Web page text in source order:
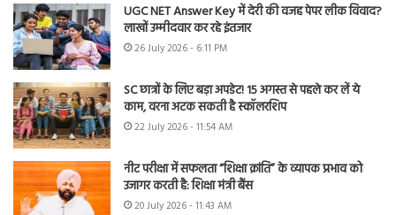
UGC NET Answer Key में देरी की वजह पेपर लीक विवाद?
लाखों उम्मीदवार कर रहे इंतजार
26 July 2026 - 6:11 PM
SC छात्रों के लिए बड़ा अपडेट! 15 अगस्त से पहले कर लें ये
काम, वरना अटक सकती है स्कॉलरशिप
22 July 2026 - 11:54 AM
नीट परीक्षा में सफलता “शिक्षा क्रांति” के व्यापक प्रभाव को
उजागर करती है: शिक्षा मंत्री बैंस
20 July 2026 - 11:43 AM